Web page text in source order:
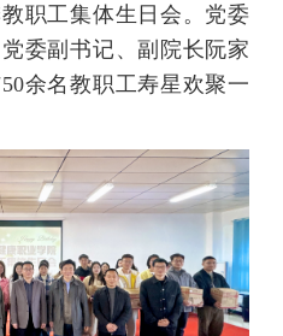
职工集体生日会。党委
委副书记、副院长阮家
余名教职工寿星欢聚一